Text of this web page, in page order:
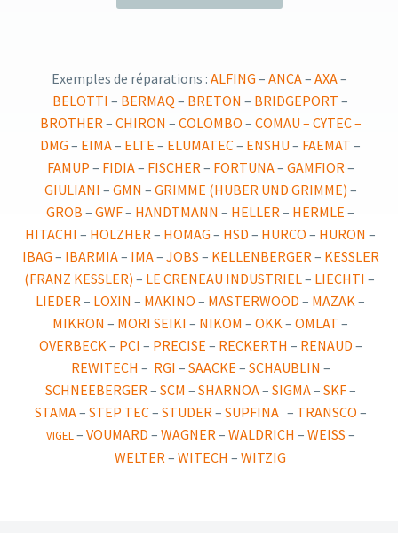
Exemples de réparations : ALFING – ANCA– AXA–
BELOTTI – BERMAQ – BRETON – BRIDGEPORT –
BROTHER – CHIRON – COLOMBO – COMAU – CYTEC –
DMG – EIMA– ELTE – ELUMATEC– ENSHU – FAEMAT –
FAMUP – FIDIA– FISCHER – FORTUNA– GAMFIOR –
GIULIANI – GMN – GRIMME (HUBER UND GRIMME) –
GROB – GWF– HANDTMANN – HELLER – HERMLE –
HITACHI – HOLZHER – HOMAG – HSD – HURCO – HURON –
IBAG – IBARMIA– IMA– JOBS – KELLENBERGER – KESSLER
(FRANZ KESSLER) – LE CRENEAU INDUSTRIEL– LIECHTI –
LIEDER – LOXIN – MAKINO – MASTERWOOD – MAZAK –
MIKRON – MORI SEIKI – NIKOM – OKK – OMLAT –
OVERBECK – PCI – PRECISE – RECKERTH – RENAUD –
REWITECH – RGI – SAACKE – SCHAUBLIN –
SCHNEEBERGER – SCM – SHARNOA– SIGMA– SKF–
STAMA– STEP TEC– STUDER – SUPFINA– TRANSCO –
VIGEL – VOUMARD – WAGNER – WALDRICH – WEISS –
WELTER – WITECH – WITZIG